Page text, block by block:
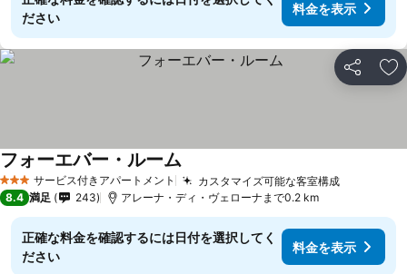
ださい
料金を表示
シェア お
3 ホテルのランク
サービス付きアパートメント カスタマイズ可能な客室構成
フォーエバー・ルーム
8.4 満足 243 アレーナ・ディ・ヴェローナまで0.2 km
正確な料金を確認するには日付を選択してく
ださい
料金を表示